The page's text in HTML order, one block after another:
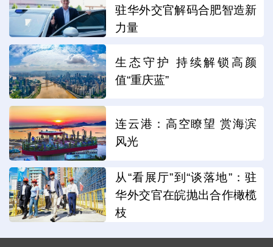
驻华外交官解码合肥智造新
力量
生态守护 持续解锁高颜
值“重庆蓝”
连云港：高空瞭望 赏海滨
风光
从“看展厅”到“谈落地”：驻
华外交官在皖抛出合作橄榄
枝